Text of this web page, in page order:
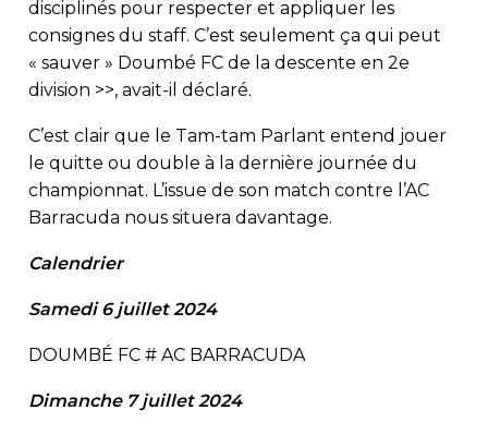
disciplinés pour respecter et appliquer les
consignes du staff. C’est seulement ça qui peut
« sauver » Doumbé FC de la descente en 2e
division >>, avait-il déclaré.
C’est clair que le Tam-tam Parlant entend jouer
le quitte ou double à la dernière journée du
championnat. L’issue de son match contre l’AC
Barracuda nous situera davantage.
Calendrier
Samedi 6 juillet 2024
DOUMBÉ FC # AC BARRACUDA
Dimanche 7 juillet 2024